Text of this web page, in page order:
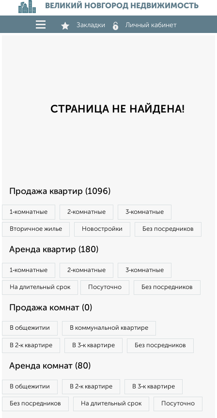
ВЕЛИКИЙ НОВГОРОД НЕДВИЖИМОСТЬ
Закладки Личный кабинет
СТРАНИЦА НЕ НАЙДЕНА!
Продажа квартир (1096)
1‑комнатные 2‑комнатные 3‑комнатные
Вторичное жилье Новостройки Без посредников
Аренда квартир (180)
1‑комнатные 2‑комнатные 3‑комнатные
На длительный срок Посуточно Без посредников
Продажа комнат (0)
В общежитии В коммунальной квартире
В 2‑к квартире В 3‑к квартире Без посредников
Аренда комнат (80)
В общежитии В 2‑к квартире В 3‑к квартире
Без посредников На длительный срок Посуточно